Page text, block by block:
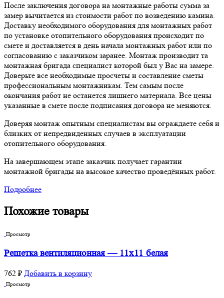
После заключения договора на монтажные работы сумма за
замер вычитается из стоимости работ по возведению камина.
Доставку необходимого оборудования для монтажных работ
по установке отопительного оборудования происходит по
смете и доставляется в день начала монтажных работ или по
согласованию с заказчиком заранее. Монтаж производит та
монтажная бригада специалист которой был у Вас на замере.
Доверьте все необходимые просчеты и составление сметы
профессиональным монтажникам. Тем самым после
окончания работ не останется лишнего материала. Все цены
указанные в смете после подписания договора не меняются.
Доверяя монтаж опытным специалистам вы ограждаете себя и
близких от непредвиденных случаев в эксплуатации
отопительного оборудования.
На завершающем этапе заказчик получает гарантии
монтажной бригады на высокое качество проведённых работ.
Подробнее
Похожие товары
Просмотр
Решетка вентиляционная — 11х11 белая
762 ₽ Добавить в корзину
Просмотр